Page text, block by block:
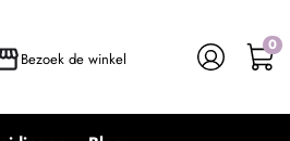
Bezoek de winkel
0
+ In winkelwagen